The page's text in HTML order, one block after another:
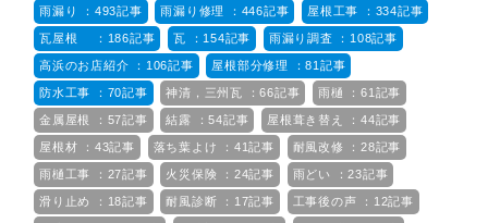
雨漏り ：493記事 雨漏り修理 ：446記事 屋根工事 ：334記事
瓦屋根 ：186記事 瓦 ：154記事 雨漏り調査 ：108記事
高浜のお店紹介 ：106記事 屋根部分修理 ：81記事
防水工事 ：70記事 神清，三州瓦 ：66記事 雨樋 ：61記事
金属屋根 ：57記事 結露 ：54記事 屋根葺き替え ：44記事
屋根材 ：43記事 落ち葉よけ ：41記事 耐風改修 ：28記事
雨樋工事 ：27記事 火災保険 ：24記事 雨どい ：23記事
滑り止め ：18記事 耐風診断 ：17記事 工事後の声 ：12記事